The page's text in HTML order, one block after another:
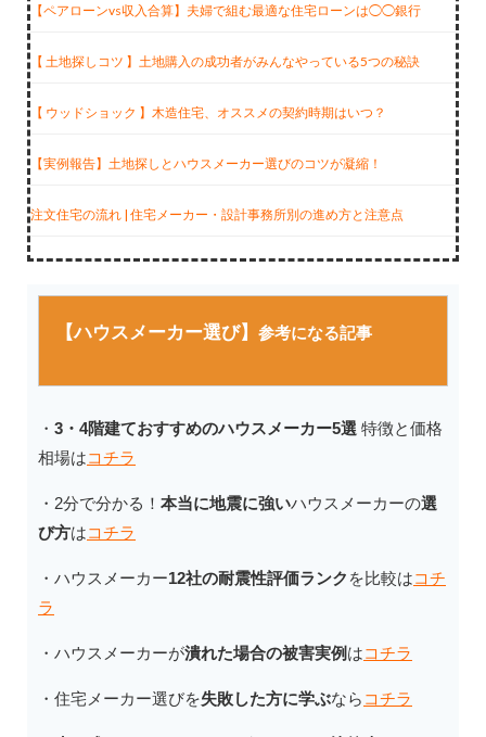
【ペアローンvs収入合算】夫婦で組む最適な住宅ローンは◯◯銀行
【 土地探しコツ 】土地購入の成功者がみんなやっている5つの秘訣
【 ウッドショック 】木造住宅、オススメの契約時期はいつ？
【実例報告】土地探しとハウスメーカー選びのコツが凝縮！
注文住宅の流れ | 住宅メーカー・設計事務所別の進め方と注意点
【ハウスメーカー選び】 参考になる記事
・ 3・4階建ておすすめのハウスメーカー5選 特徴と価格
相場はコチラ
・2分で分かる！ 本当に地震に強いハウスメーカーの選
び方はコチラ
・ハウスメーカー12社の耐震性評価ランク を比較はコチ
ラ
・ハウスメーカーが潰れた場合の被害実例 はコチラ
・住宅メーカー選びを失敗した方に学ぶなら コチラ